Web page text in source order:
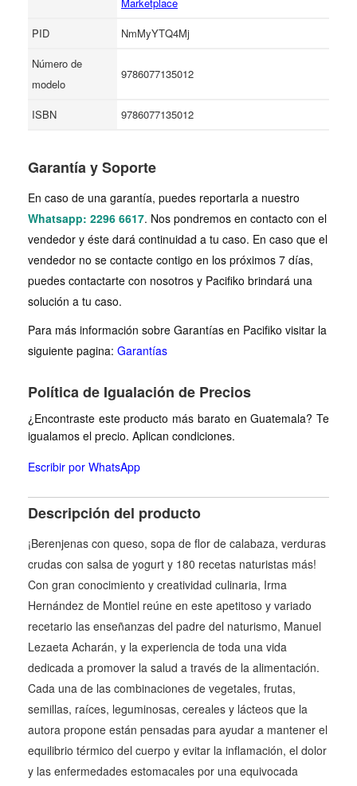
PID
NmMyYTQ4Mj
Número de
modelo
9786077135012
ISBN 9786077135012
Garantía y Soporte
En caso de una garantía, puedes reportarla a nuestro
Whatsapp: 2296 6617. Nos pondremos en contacto con el
vendedor y éste dará continuidad a tu caso. En caso que el
vendedor no se contacte contigo en los próximos 7 días,
puedes contactarte con nosotros y Pacifiko brindará una
solución a tu caso.
Para más información sobre Garantías en Pacifiko visitar la
siguiente pagina: Garantías
Política de Igualación de Precios
¿Encontraste este producto más barato en Guatemala? Te
igualamos el precio. Aplican condiciones.
Escribir por WhatsApp
Descripción del producto
¡Berenjenas con queso, sopa de flor de calabaza, verduras
crudas con salsa de yogurt y 180 recetas naturistas más!
Con gran conocimiento y creatividad culinaria, Irma
Hernández de Montiel reúne en este apetitoso y variado
recetario las enseñanzas del padre del naturismo, Manuel
Lezaeta Acharán, y la experiencia de toda una vida
dedicada a promover la salud a través de la alimentación.
Cada una de las combinaciones de vegetales, frutas,
semillas, raíces, leguminosas, cereales y lácteos que la
autora propone están pensadas para ayudar a mantener el
equilibrio térmico del cuerpo y evitar la inflamación, el dolor
y las enfermedades estomacales por una equivocada